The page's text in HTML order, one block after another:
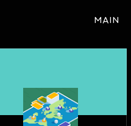
MAIN